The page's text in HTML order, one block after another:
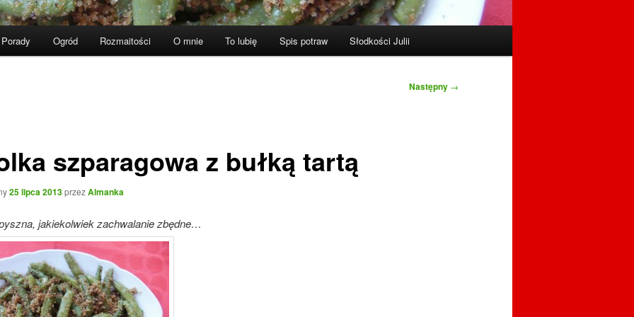
Porady Ogród Rozmaitości O mnie To lubię Spis potraw Słodkości Julii
Następny →
szparagowa z bułką tartą
25 lipca 2013przezAlmanka
jakiekolwiek zachwalanie zbędne…